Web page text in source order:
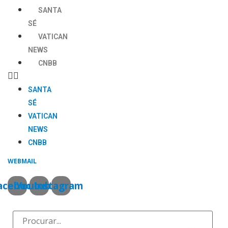
conteúdo
SANTA
SÉ
VATICAN
NEWS
CNBB
SANTA
SÉ
VATICAN
NEWS
CNBB
WEBMAIL
Youtube
Instagram